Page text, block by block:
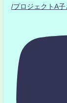
/プロジェクトA